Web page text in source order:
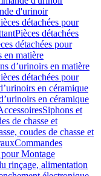
d'urinoir
détachées pour
Pièces détachées
détachées pour
en matière
d’urinoirs en matière
détachées pour
en céramique
en céramique
Siphons et
de chasse et
coudes de chasse et
Commandes
pour Montage
rinçage, alimentation